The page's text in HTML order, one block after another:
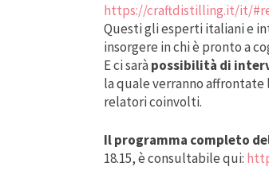
https://craftdistilling.it/it/
Questi gli esperti italiani e
insorgere in chi è pronto a
E ci saràpossibilità di
la quale verranno
relatori coinvolti.
Il programma completo
18.15, è consultabile qui: